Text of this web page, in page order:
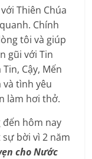
Thiên Chúa
Chính
tôi và giúp
gũi với Tin
Cậy, Mến
và tình yêu
làm hơi thở.
hôm nay
bời vì 2 năm
cho Nước